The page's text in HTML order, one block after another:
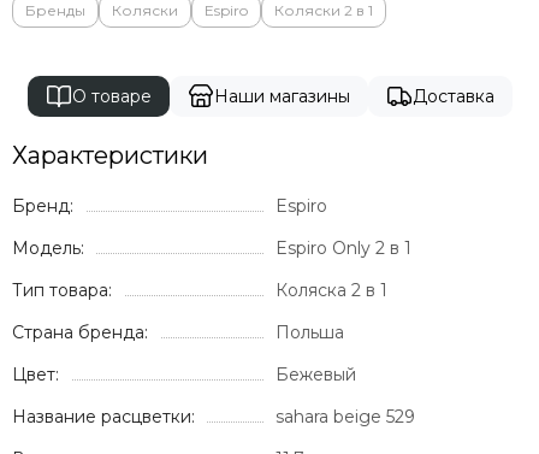
Бренды Коляски Espiro Коляски 2 в 1
О товаре Наши магазины Доставка
Характеристики
Бренд:
Espiro
Модель:
Espiro Only 2 в 1
Тип товара:
Коляска 2 в 1
Страна бренда:
Польша
Цвет:
Бежевый
Название расцветки:
sahara beige 529